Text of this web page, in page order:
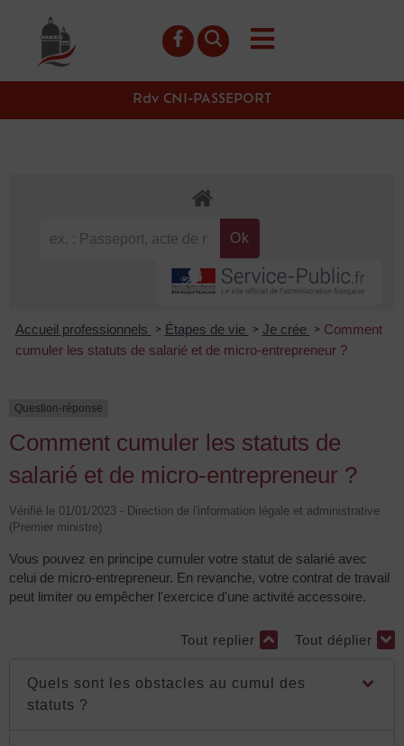
principal
Rdv CNI-PASSEPORT
Accueil professionnels > Étapes de vie > Je crée > Comment
cumuler les statuts de salarié et de micro-entrepreneur ?
Question-réponse
Comment cumuler les statuts de
salarié et de micro-entrepreneur ?
Vérifié le 01/01/2023 - Direction de l'information légale et administrative
(Premier ministre)
Vous pouvez en principe cumuler votre statut de salarié avec
celui de micro-entrepreneur. En revanche, votre contrat de travail
peut limiter ou empêcher l'exercice d'une activité accessoire.
Tout replier Tout déplier
Quels sont les obstacles au cumul des
statuts ?